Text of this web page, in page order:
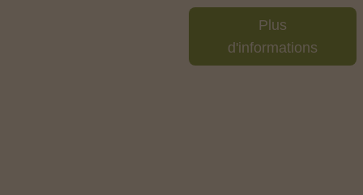
Plus
d'informations